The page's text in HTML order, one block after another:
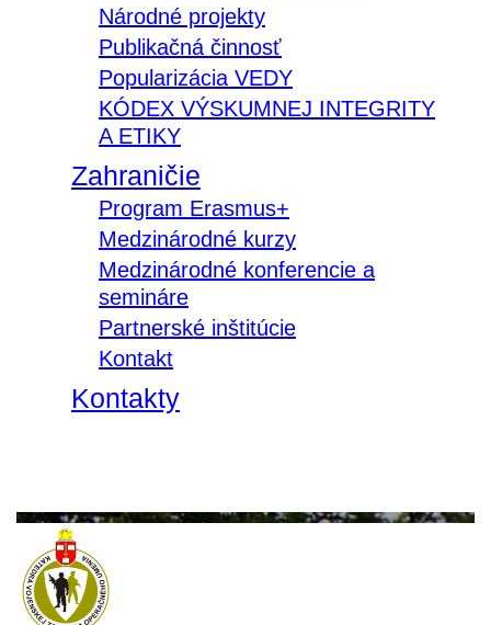
Národné projekty
Publikačná činnosť
Popularizácia VEDY
KÓDEX VÝSKUMNEJ INTEGRITY
A ETIKY
Zahraničie
Program Erasmus+
Medzinárodné kurzy
Medzinárodné konferencie a
semináre
Partnerské inštitúcie
Kontakt
Kontakty